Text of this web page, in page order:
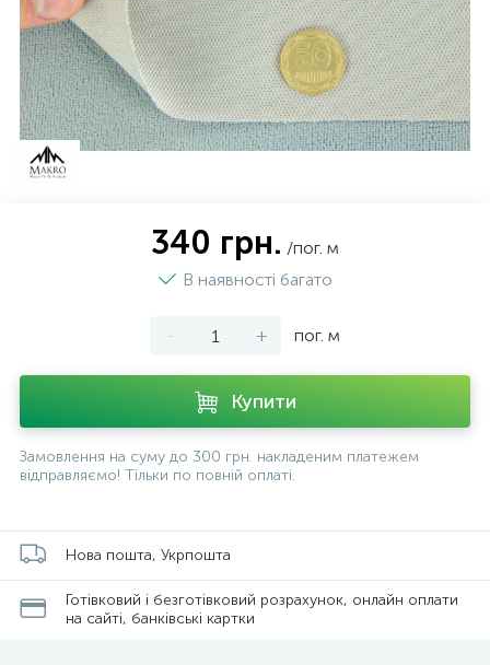
340 грн. /пог. м
В наявності багато
- + пог. м
Купити
Замовлення на суму до 300 грн. накладеним платежем
відправляємо! Тільки по повній оплаті.
Нова пошта, Укрпошта
Готівковий і безготівковий розрахунок, онлайн оплати
на сайті, банківські картки